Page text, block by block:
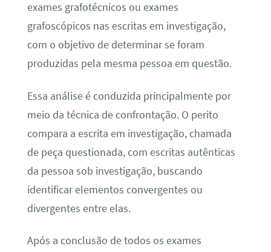
exames grafotécnicos ou exames
grafoscópicos nas escritas em investigação,
com o objetivo de determinar se foram
produzidas pela mesma pessoa em questão.
Essa análise é conduzida principalmente por
meio da técnica de confrontação. O perito
compara a escrita em investigação, chamada
de peça questionada, com escritas autênticas
da pessoa sob investigação, buscando
identificar elementos convergentes ou
divergentes entre elas.
Após a conclusão de todos os exames